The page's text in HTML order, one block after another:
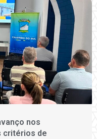
nos
critérios de